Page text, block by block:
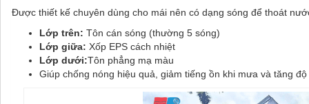
Được thiết kế chuyên dùng cho mái nên có dạng sóng để thoát
Lớp trên: Tôn cán sóng (thường 5 sóng)
Lớp giữa: Xốp EPS cách nhiệt
Lớp dưới:Tôn phẳng mạ màu
Giúp chống nóng hiệu quả, giảm tiếng ồn khi mưa và tăng